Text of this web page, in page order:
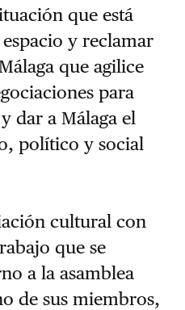
que está
y reclamar
que agilice
para
dar a Málaga el
político y social
cultural con
que se
a la asamblea
de sus miembros,